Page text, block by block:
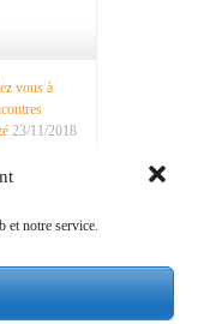
et notre service.
vous à
23/11/2018